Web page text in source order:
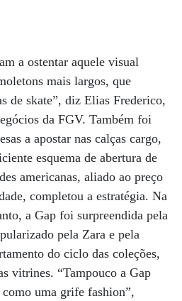
a ostentar aquele visual
mais largos, que
de skate”, diz Elias Frederico,
da FGV. Também foi
a apostar nas calças cargo,
esquema de abertura de
americanas, aliado ao preço
completou a estratégia. Na
a Gap foi surpreendida pela
pela Zara e pela
do ciclo das coleções,
vitrines. “Tampouco a Gap
uma grife fashion”,